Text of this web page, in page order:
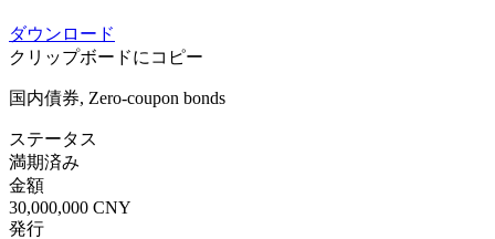
ダウンロード
クリップボードにコピー
国内債券, Zero-coupon bonds
ステータス
満期済み
金額
30,000,000 CNY
発行